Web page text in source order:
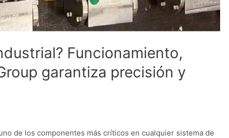
Funcionamiento,
garantiza precisión y
de los componentes más críticos en cualquier sistema de